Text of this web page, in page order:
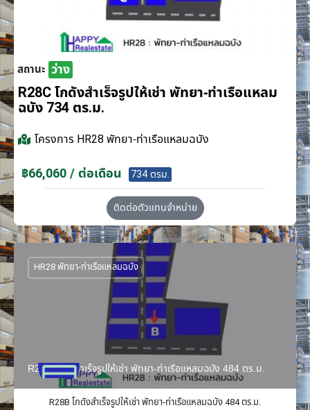
สถานะ ว่าง
R28C โกดังสำเร็จรูปให้เช่า พัทยา-ท่าเรือแหลม
ฉบัง 734 ตร.ม.
โครงการ HR28 พัทยา-ท่าเรือแหลมฉบัง
฿66,060 / ต่อเดือน 734 ตรม.
ติดต่อตัวแทนจำหน่าย
R28B โกดังสำเร็จรูปให้เช่า พัทยา-ท่าเรือแหลมฉบัง 484 ตร.ม.
HR28 พัทยา-ท่าเรือแหลมฉบัง
R28B โกดังสำเร็จรูปให้เช่า พัทยา-ท่าเรือแหลมฉบัง 484 ตร.ม.